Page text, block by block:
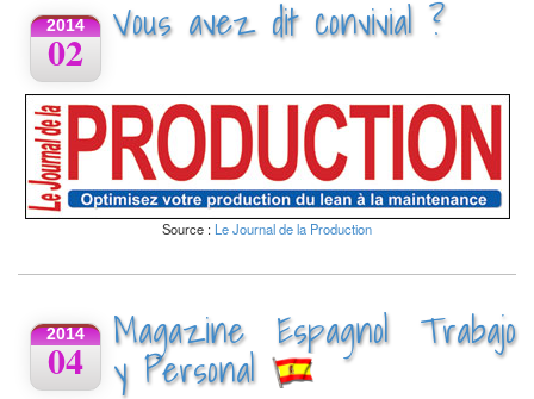
2014
02
Vous avez dit convivial ?
Source : Le Journal de la Production
2014
04
Magazine Espagnol Trabajo
y Personal